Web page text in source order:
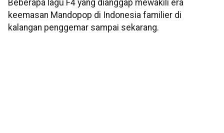
Beberapa lagu F4 yang dianggap mewakili era
keemasan Mandopop di Indonesia familier di
kalangan penggemar sampai sekarang.